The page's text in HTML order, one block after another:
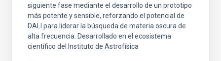
LÍNEAS DE INVESTIGACIÓN
siguiente fase mediante el desarrollo de un prototipo
más potente y sensible, reforzando el potencial de
DALI para liderar la búsqueda de materia oscura de
alta frecuencia. Desarrollado en el ecosistema
científico del Instituto de Astrofísica